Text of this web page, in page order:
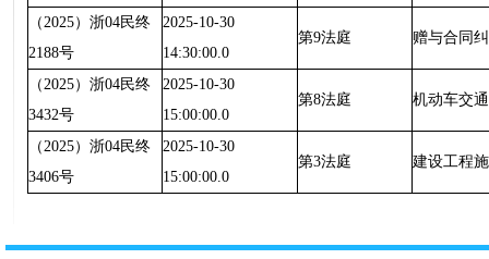
（2025）浙04民终
2188号
2025-10-30
14:30:00.0
第9法庭 赠与合同
（2025）浙04民终
3432号
2025-10-30
15:00:00.0
第8法庭 机动车交
（2025）浙04民终
3406号
2025-10-30
15:00:00.0
第3法庭 建设工程